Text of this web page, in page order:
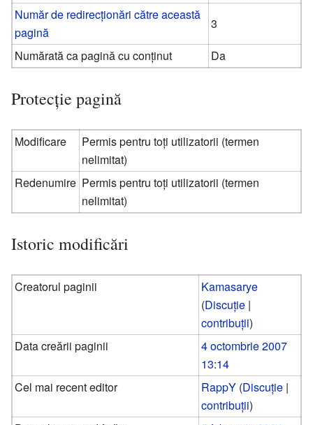
Număr de redirecționări către această
pagină
3
Numărată ca pagină cu conținut
Da
Protecție pagină
Modificare
Permis pentru toți utilizatorii (termen
nelimitat)
Redenumire Permis pentru toți utilizatorii (termen
nelimitat)
Istoric modificări
Creatorul paginii
Kamasarye
(Discuție |
contribuții)
Data creării paginii
4 octombrie 2007
13:14
Cel mai recent editor
RappY (Discuție |
contribuții)